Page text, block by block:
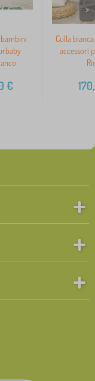
€
Culla
accessori
>